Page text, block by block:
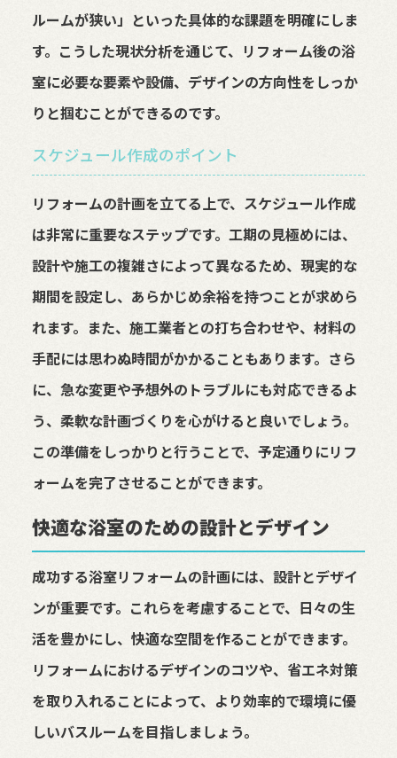
ルームが狭い」といった具体的な課題を明確にしま
す。こうした現状分析を通じて、リフォーム後の浴
室に必要な要素や設備、デザインの方向性をしっか
りと掴むことができるのです。
スケジュール作成のポイント
リフォームの計画を立てる上で、スケジュール作成
は非常に重要なステップです。工期の見極めには、
設計や施工の複雑さによって異なるため、現実的な
期間を設定し、あらかじめ余裕を持つことが求めら
れます。また、施工業者との打ち合わせや、材料の
手配には思わぬ時間がかかることもあります。さら
に、急な変更や予想外のトラブルにも対応できるよ
う、柔軟な計画づくりを心がけると良いでしょう。
この準備をしっかりと行うことで、予定通りにリフ
ォームを完了させることができます。
快適な浴室のための設計とデザイン
成功する浴室リフォームの計画には、設計とデザイ
ンが重要です。これらを考慮することで、日々の生
活を豊かにし、快適な空間を作ることができます。
リフォームにおけるデザインのコツや、省エネ対策
を取り入れることによって、より効率的で環境に優
しいバスルームを目指しましょう。